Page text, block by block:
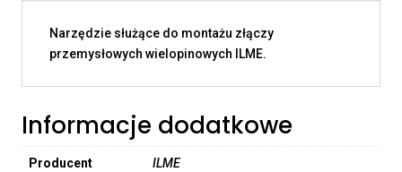
Narzędzie służące do montażu złączy
przemysłowych wielopinowych ILME.
Informacje dodatkowe
Producent ILME